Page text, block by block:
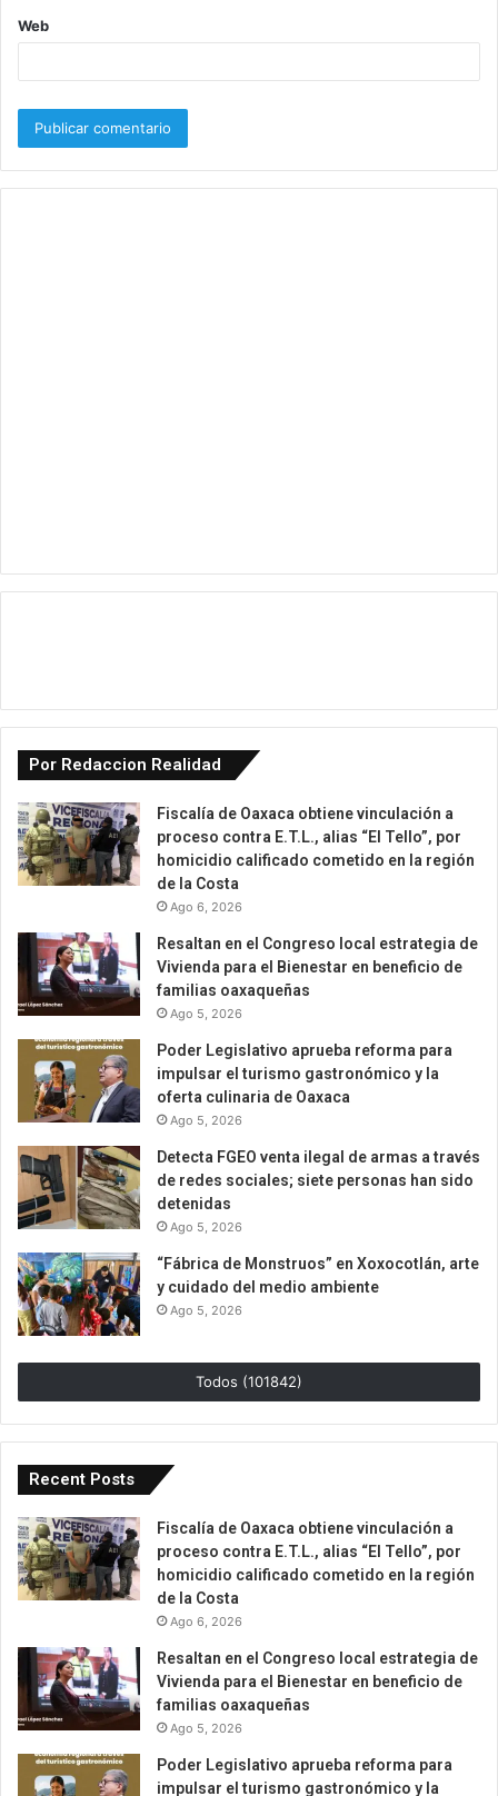
Web
Por Redaccion Realidad
Fiscalía de Oaxaca obtiene vinculación a
proceso contra E.T.L., alias “El Tello”, por
homicidio calificado cometido en la región
de la Costa
Ago 6, 2026
Resaltan en el Congreso local estrategia de
Vivienda para el Bienestar en beneficio de
familias oaxaqueñas
Ago 5, 2026
Poder Legislativo aprueba reforma para
impulsar el turismo gastronómico y la
oferta culinaria de Oaxaca
Ago 5, 2026
Detecta FGEO venta ilegal de armas a través
de redes sociales; siete personas han sido
detenidas
Ago 5, 2026
“Fábrica de Monstruos” en Xoxocotlán, arte
y cuidado del medio ambiente
Ago 5, 2026
Todos (101842)
Recent Posts
Fiscalía de Oaxaca obtiene vinculación a
proceso contra E.T.L., alias “El Tello”, por
homicidio calificado cometido en la región
de la Costa
Ago 6, 2026
Resaltan en el Congreso local estrategia de
Vivienda para el Bienestar en beneficio de
familias oaxaqueñas
Ago 5, 2026
Poder Legislativo aprueba reforma para
impulsar el turismo gastronómico y la